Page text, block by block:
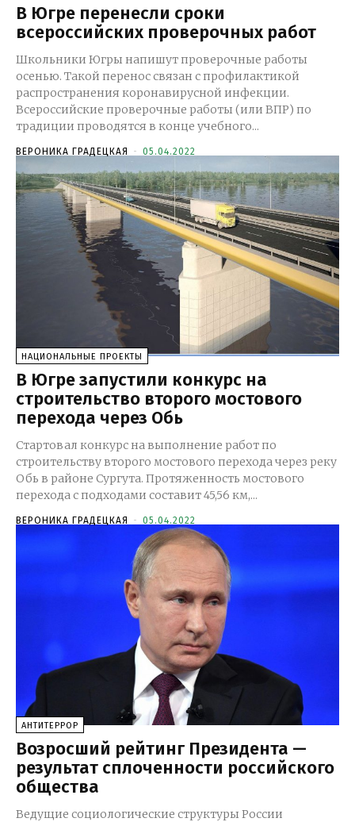
В Югре перенесли сроки
всероссийских проверочных работ
Школьники Югры напишут проверочные работы
осенью. Такой перенос связан с профилактикой
распространения коронавирусной инфекции.
Всероссийские проверочные работы (или ВПР) по
традиции проводятся в конце учебного...
ВЕРОНИКА ГРАДЕЦКАЯ - 05.04.2022
НАЦИОНАЛЬНЫЕ ПРОЕКТЫ
В Югре запустили конкурс на
строительство второго мостового
перехода через Обь
Стартовал конкурс на выполнение работ по
строительству второго мостового перехода через реку
Обь в районе Сургута. Протяженность мостового
перехода с подходами составит 45,56 км,...
ВЕРОНИКА ГРАДЕЦКАЯ - 05.04.2022
АНТИТЕРРОР
Возросший рейтинг Президента —
результат сплоченности российского
общества
Ведущие социологические структуры России